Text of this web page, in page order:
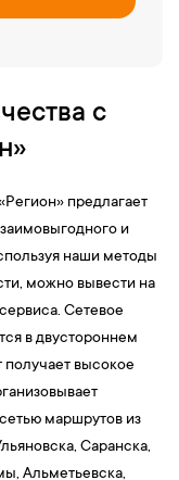
с
предлагает
и
наши методы
можно вывести на
Сетевое
в двустороннем
получает высокое
маршрутов из
Саранска,
Альметьевска,